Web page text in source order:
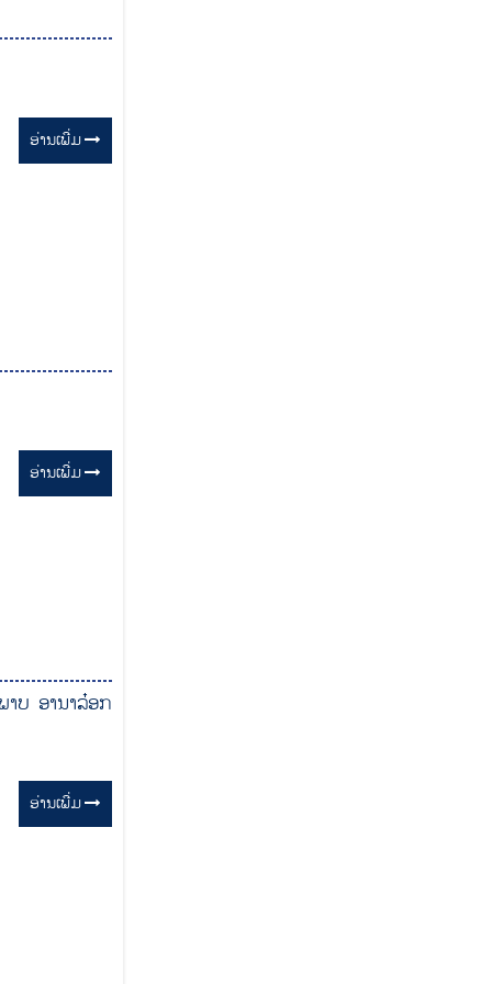
ອ່ານ​ເພີ່ມ
ອ່ານ​ເພີ່ມ
ບ ອານາລ໋ອກ
ອ່ານ​ເພີ່ມ